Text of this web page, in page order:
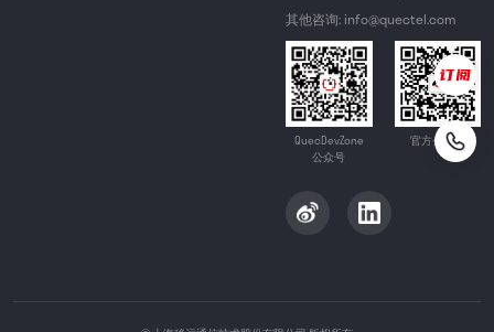
其他咨询: info@quectel.com
QuecDevZone
公众号
官方公众号